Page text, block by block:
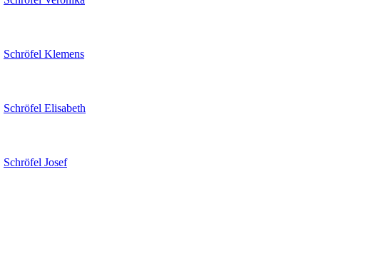
Schröfel Klemens
Schröfel Elisabeth
Schröfel Josef